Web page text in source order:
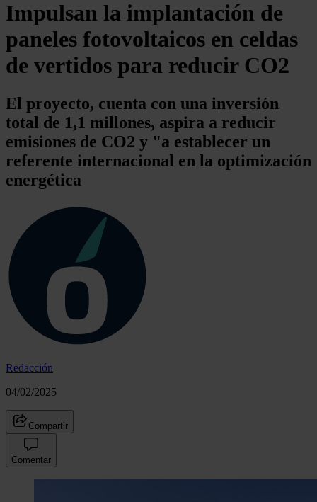
Impulsan la implantación de
paneles fotovoltaicos en celdas
de vertidos para reducir CO2
El proyecto, cuenta con una inversión
total de 1,1 millones, aspira a reducir
emisiones de CO2 y "a establecer un
referente internacional en la optimización
energética
Redacción
04/02/2025
Compartir
Comentar